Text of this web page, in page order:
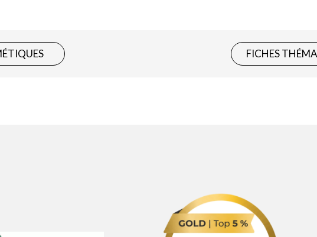
FICHES